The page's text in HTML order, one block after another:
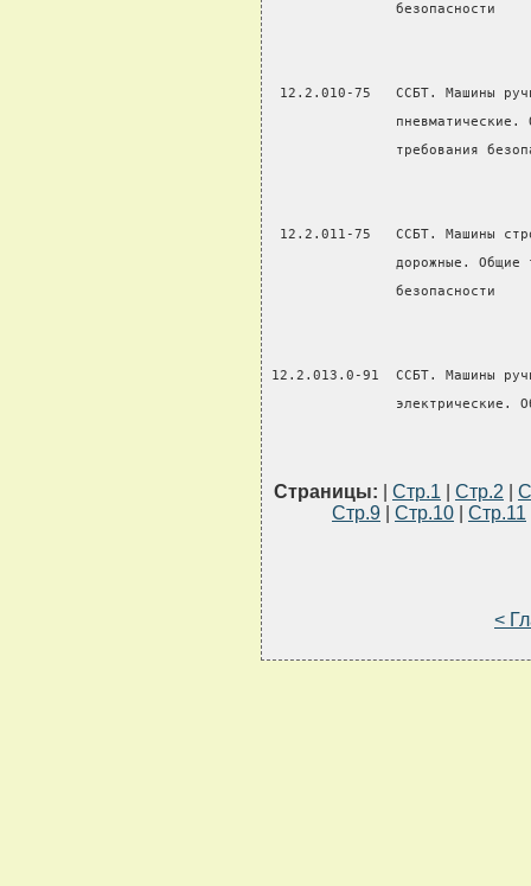
               безопасности
12.2.010-75   ССБТ. Машины
пневматические.
требования
12.2.011-75   ССБТ. Машины
дорожные. Общие
               безопасности
12.2.013.0-91  ССБТ. Машины
электрические.
Страницы: Стр.1 Стр.2
Стр.9
Стр.10 Стр.11
<